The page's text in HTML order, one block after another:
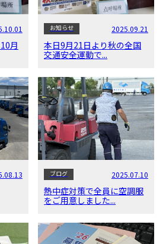
月
お知らせ 2025.09.21
本日9月21日より秋の全国
交通安全運動で...
ブログ 2025.07.10
熱中症対策で全員に空調服
をご用意しました...